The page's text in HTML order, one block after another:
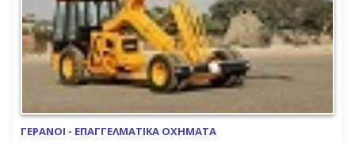
ΓΕΡΑΝΟΙ - ΕΠΑΓΓΕΛΜΑΤΙΚΑ ΟΧΗΜΑΤΑ